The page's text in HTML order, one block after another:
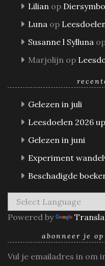
Lilian op
Luna op
Susanne l Sylluna
Marjolijn op
Gelezen in juli
Leesdoelen 2026
Gelezen in juni
Experiment
Beschadigde
Powered by
abonneer je
Vul je emailadres in om